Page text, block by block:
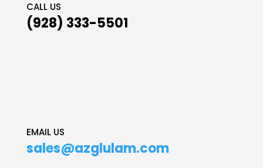
CALL US
(928) 333-5501
EMAIL US
sales@azglulam.com